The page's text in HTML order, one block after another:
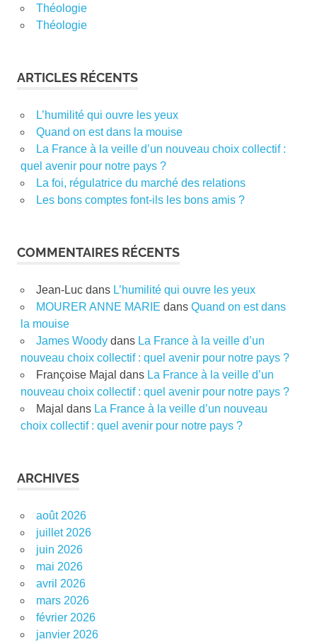
Théologie
Théologie
ARTICLES RÉCENTS
L’humilité qui ouvre les yeux
Quand on est dans la mouise
La France à la veille d’un nouveau choix collectif :
quel avenir pour notre pays ?
La foi, régulatrice du marché des relations
Les bons comptes font-ils les bons amis ?
COMMENTAIRES RÉCENTS
Jean-Lucdans L’humilité qui ouvre les yeux
MOURER ANNE MARIE dans Quand on est dans
la mouise
James Woodydans La France à la veille d’un
nouveau choix collectif : quel avenir pour notre pays ?
Françoise Majal dans La France à la veille d’un
nouveau choix collectif : quel avenir pour notre pays ?
Majal dans La France à la veille d’un nouveau
choix collectif : quel avenir pour notre pays ?
ARCHIVES
août 2026
juillet 2026
juin 2026
mai 2026
avril 2026
mars 2026
février 2026
janvier 2026